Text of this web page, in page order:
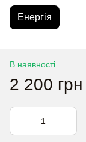
Енергія
В наявності
2 200 грн